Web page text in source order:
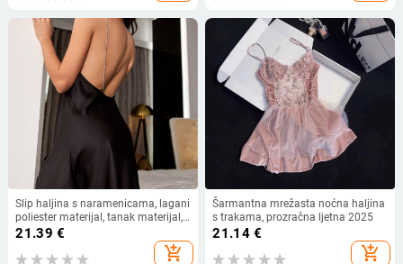
Slip haljina s naramenicama, lagani
poliester materijal, tanak materijal,
okrugli izrez, bez rukava
21.39 €
add_shopping_cart
Šarmantna mrežasta noćna haljina
s trakama, prozračna ljetna 2025
21.14€
add_shopping_cart